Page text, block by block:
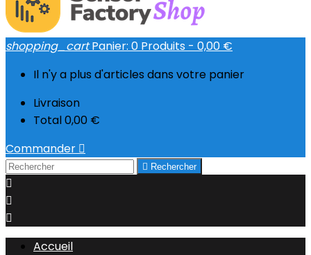
shopping_cart Panier: 0 Produits - 0,00 €
Il n'y a plus d'articles dans votre panier
Livraison
Total0,00 €
Commander 
 Rechercher



Accueil